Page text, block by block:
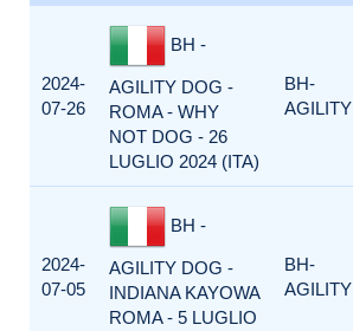
2024-
07-26
BH -
AGILITY DOG -
ROMA - WHY
NOT DOG - 26
LUGLIO 2024 (ITA)
BH-
AGILITY
2024-
07-05
BH -
AGILITY DOG -
INDIANA KAYOWA
ROMA - 5 LUGLIO
BH-
AGILITY